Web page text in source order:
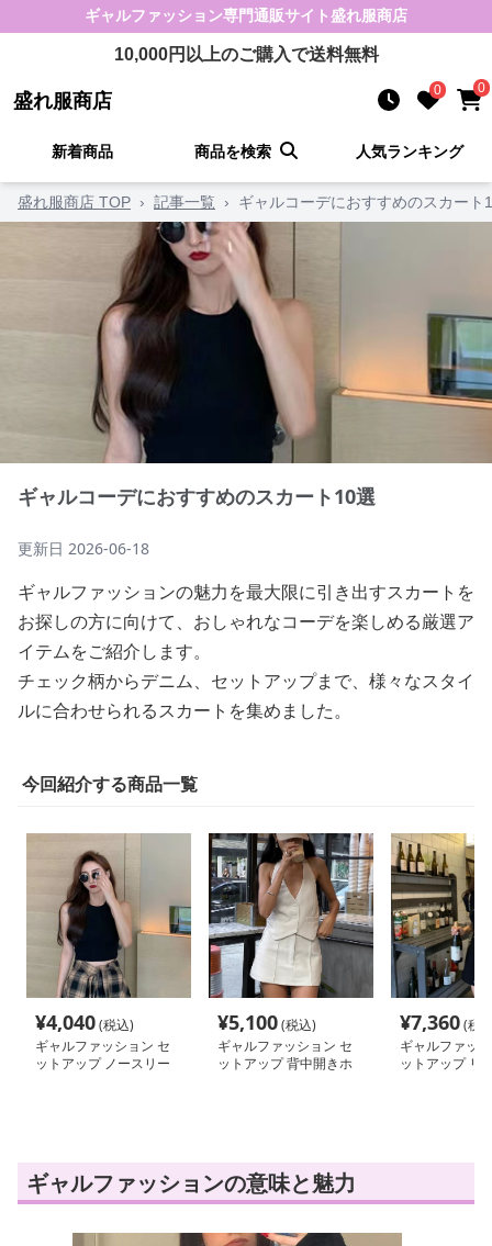
ギャルファッション専門通販サイト盛れ服商店
10,000円以上のご購入で送料無料
盛れ服商店 0 0
新着商品 商品を検索 人気ランキング
盛れ服商店 TOP › 記事一覧 › ギャルコーデにおすすめのスカート
ギャルコーデにおすすめのスカート10選
更新日 2026-06-18
ギャルファッションの魅力を最大限に引き出すスカートを
お探しの方に向けて、おしゃれなコーデを楽しめる厳選ア
イテムをご紹介します。
チェック柄からデニム、セットアップまで、様々なスタイ
ルに合わせられるスカートを集めました。
今回紹介する商品一覧
¥4,040(税込)
ギャルファッション セ
ットアップ ノースリー
¥5,100(税込)
ギャルファッション セ
ットアップ 背中開きホ
¥7,360(税
ギャルファッ
ットアップ リ
ギャルファッションの意味と魅力